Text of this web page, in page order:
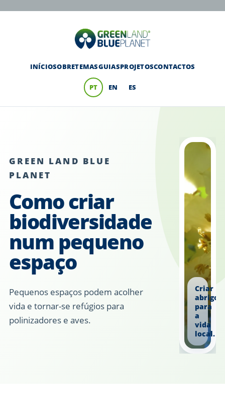
INÍCIOSOBRETEMASGUIASPROJETOSCONTACTOS
PT EN ES
GREEN LAND BLUE
PLANET
Como criar
biodiversidade
num pequeno
espaço
Pequenos espaços podem acolher
vida e tornar-se refúgios para
polinizadores e aves.
Criar
abrigo
para
a
vida
local.